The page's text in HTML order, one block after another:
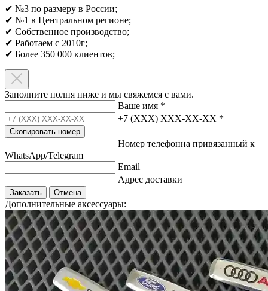
✔ №3 по размеру в России;
✔ №1 в Центральном регионе;
✔ Собственное производство;
✔ Работаем с 2010г;
✔ Более 350 000 клиентов;​
Заполните полня ниже и мы свяжемся с вами.
Ваше имя *
+7 (XXX) XXX-XX-XX *
Скопировать номер
Номер телефонна привязанный к
WhatsApp/Telegram
Email
Адрес доставки
Заказать Отмена
Дополнительные аксессуары: